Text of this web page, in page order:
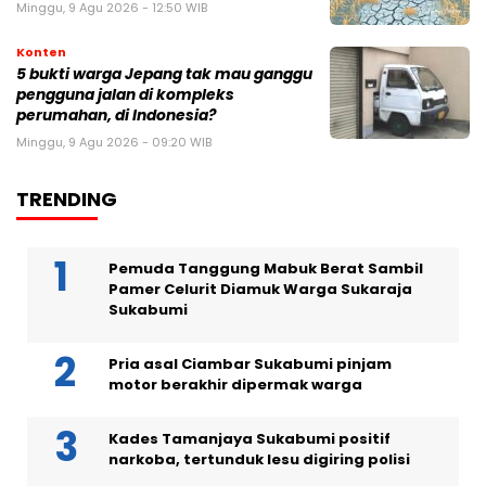
Minggu, 9 Agu 2026 - 12:50 WIB
Konten
5 bukti warga Jepang tak mau ganggu
pengguna jalan di kompleks
perumahan, di Indonesia?
Minggu, 9 Agu 2026 - 09:20 WIB
TRENDING
Pemuda Tanggung Mabuk Berat Sambil
Pamer Celurit Diamuk Warga Sukaraja
Sukabumi
Pria asal Ciambar Sukabumi pinjam
motor berakhir dipermak warga
Kades Tamanjaya Sukabumi positif
narkoba, tertunduk lesu digiring polisi